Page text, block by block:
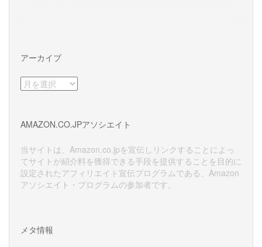
アーカイブ
ア
ー
ブ
AMAZON.CO.JPアソシエイト
当サイトは、Amazon.co.jpを宣伝しリンクすることによっ
てサイトが紹介料を獲得できる手段を提供することを目的に
設定されたアフィリエイト宣伝プログラムである、Amazon
アソシエイト・プログラムの参加者です。
メタ情報